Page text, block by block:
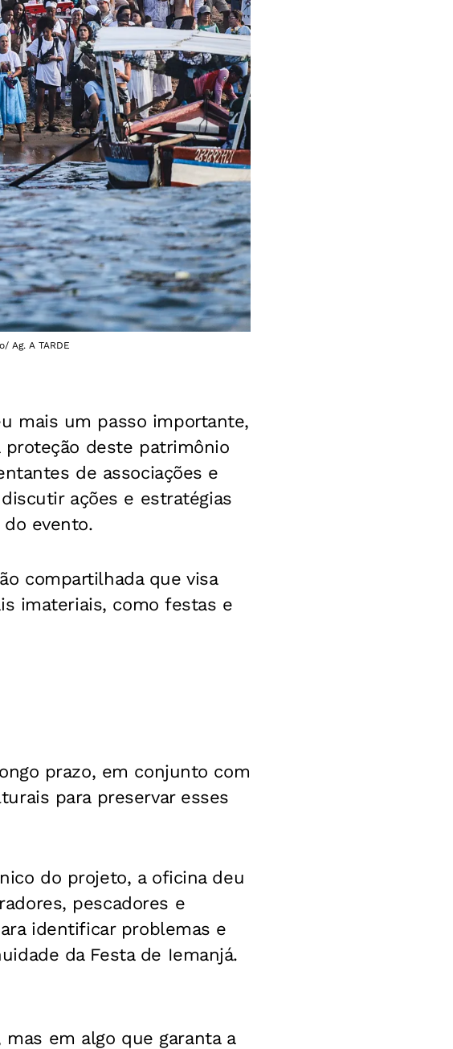
Ag. A TARDE
mais um passo importante,
proteção deste patrimônio
de associações e
ações e estratégias
evento.
compartilhada que visa
imateriais, como festas e
prazo, em conjunto com
para preservar esses
do projeto, a oficina deu
pescadores e
identificar problemas e
da Festa de Iemanjá.
em algo que garanta a